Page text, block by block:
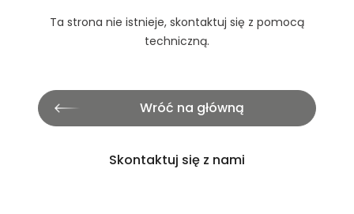
Ta strona nie istnieje, skontaktuj się z pomocą
techniczną.
Wróć na główną
Skontaktuj się z nami